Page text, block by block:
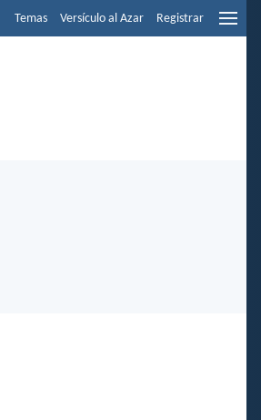
Temas Versículo al Azar Registrar